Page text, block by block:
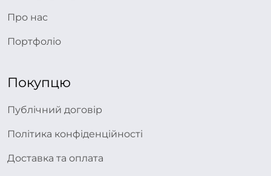
Про нас
Портфоліо
Покупцю
Публічний договір
Політика конфіденційності
Доставка та оплата